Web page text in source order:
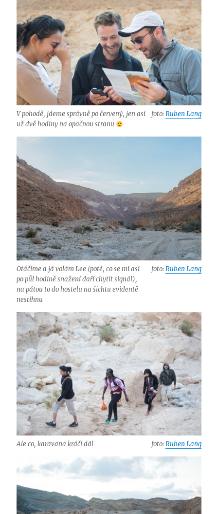
V pohodě, jdeme správně po červený, jen asi
už dvě hodiny na opačnou stranu
foto:Ruben Lang
Otáčíme a já volám Lee (poté, co se mi asi
po půl hodině snažení daří chytit signál),
na pátou to do hostelu na šichtu evidentě
nestihnu
foto:Ruben Lang
Ale co, karavana kráčí dál foto:Ruben Lang